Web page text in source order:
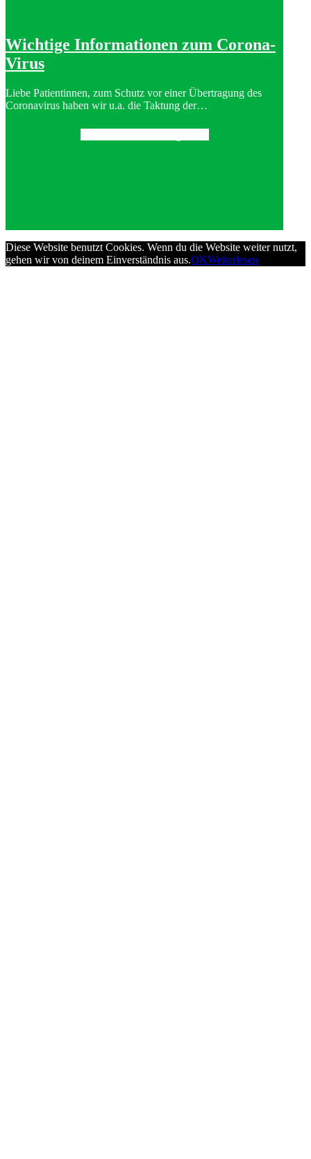
Wichtige Informationen zum Corona-
Virus
Liebe Patientinnen, zum Schutz vor einer Übertragung des
Coronavirus haben wir u.a. die Taktung der…
Diese Website benutzt Cookies. Wenn du die Website weiter nutzt,
gehen wir von deinem Einverständnis aus.OKWeiterlesen